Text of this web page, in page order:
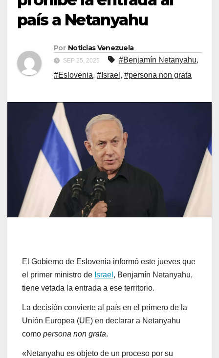
país a Netanyahu
Por Noticias Venezuela
SEP 25, 2025 #Benjamín Netanyahu,
#Eslovenia, #Israel , #persona non grata
El Gobierno de Eslovenia informó este jueves que
el primer ministro de Israel , Benjamín Netanyahu,
tiene vetada la entrada a ese territorio.
La decisión convierte al país en el primero de la
Unión Europea (UE) en declarar a Netanyahu
como persona non grata.
«Netanyahu es objeto de un proceso por su